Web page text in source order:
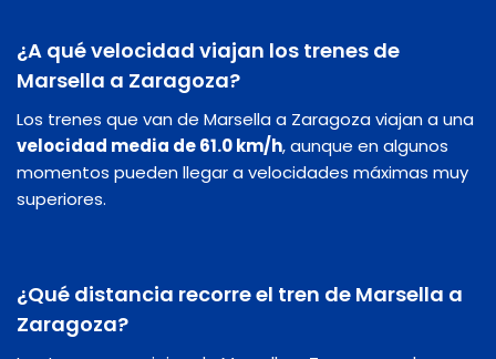
¿A qué velocidad viajan los trenes de
Marsella a Zaragoza?
Los trenes que van de Marsella a Zaragoza viajan a una
velocidad media de 61.0 km/h, aunque en algunos
momentos pueden llegar a velocidades máximas muy
superiores.
¿Qué distancia recorre el tren de Marsella a
Zaragoza?